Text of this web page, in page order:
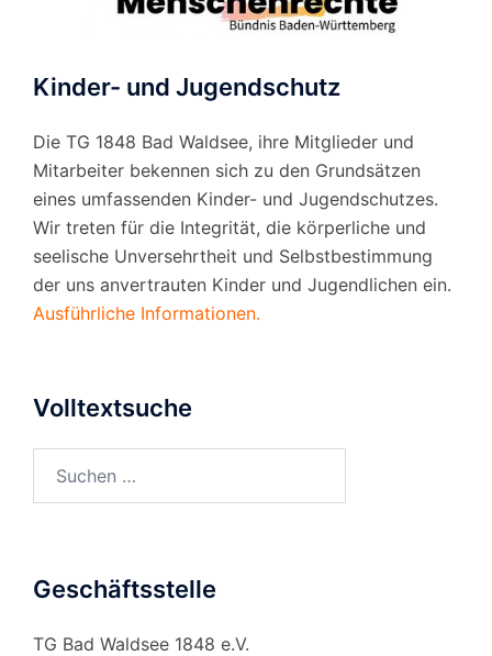
Kinder- und Jugendschutz
Die TG 1848 Bad Waldsee, ihre Mitglieder und
Mitarbeiter bekennen sich zu den Grundsätzen
eines umfassenden Kinder- und Jugendschutzes.
Wir treten für die Integrität, die körperliche und
seelische Unversehrtheit und Selbstbestimmung
der uns anvertrauten Kinder und Jugendlichen ein.
Ausführliche Informationen.
Volltextsuche
nach:
Geschäftsstelle
TG Bad Waldsee 1848 e.V.